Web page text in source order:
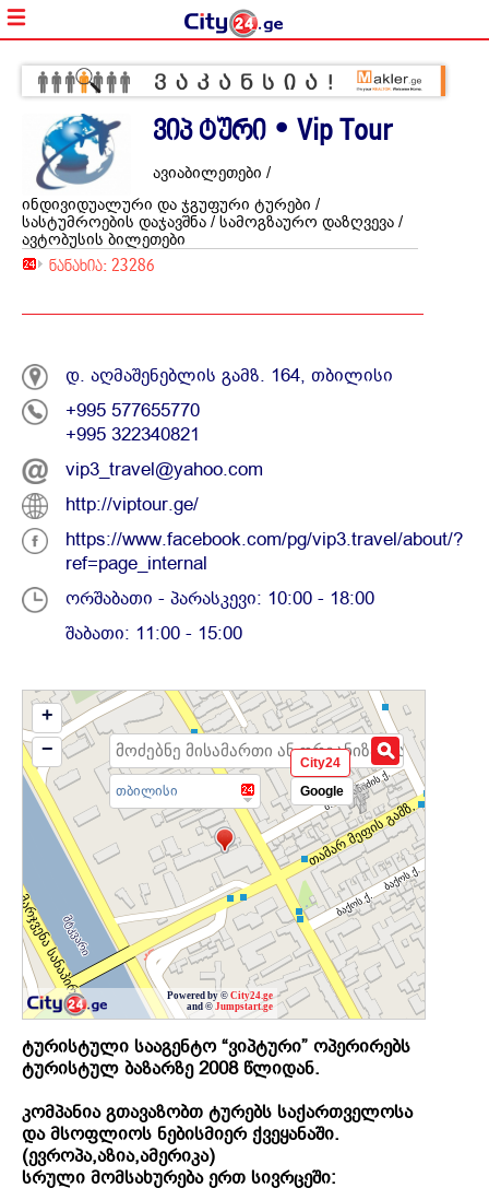
ვიპ ტური • Vip Tour
ავიაბილეთები /
ინდივიდუალური და ჯგუფური ტურები /
სასტუმროების დაჯავშნა / სამოგზაურო დაზღვევა /
ავტობუსის ბილეთები
ნანახია: 23286
დ. აღმაშენებლის გამზ. 164, თბილისი
+995 577655770
+995 322340821
vip3_travel@yahoo.com
http://viptour.ge/
https://www.facebook.com/pg/vip3.travel/about/?
ref=page_internal
ორშაბათი - პარასკევი: 10:00 - 18:00
შაბათი: 11:00 - 15:00
თბილისი
Powered by © City24.ge
and © Jumpstart.ge
+
−
City24
Google
ტურისტული სააგენტო “ვიპტური” ოპერირებს
ტურისტულ ბაზარზე 2008 წლიდან.
კომპანია გთავაზობთ ტურებს საქართველოსა
და მსოფლიოს ნებისმიერ ქვეყანაში.
(ევროპა,აზია,ამერიკა)
სრული მომსახურება ერთ სივრცეში: